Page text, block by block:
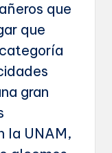
que
que
gran
la UNAM,